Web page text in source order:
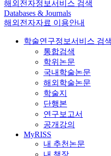
해외전자정보서비스 검색
Databases & Journals
해외전자자료 이용안내
학술연구정보서비스 검색
통합검색
학위논문
국내학술논문
해외학술논문
학술지
단행본
연구보고서
공개강의
MyRISS
내 추천논문